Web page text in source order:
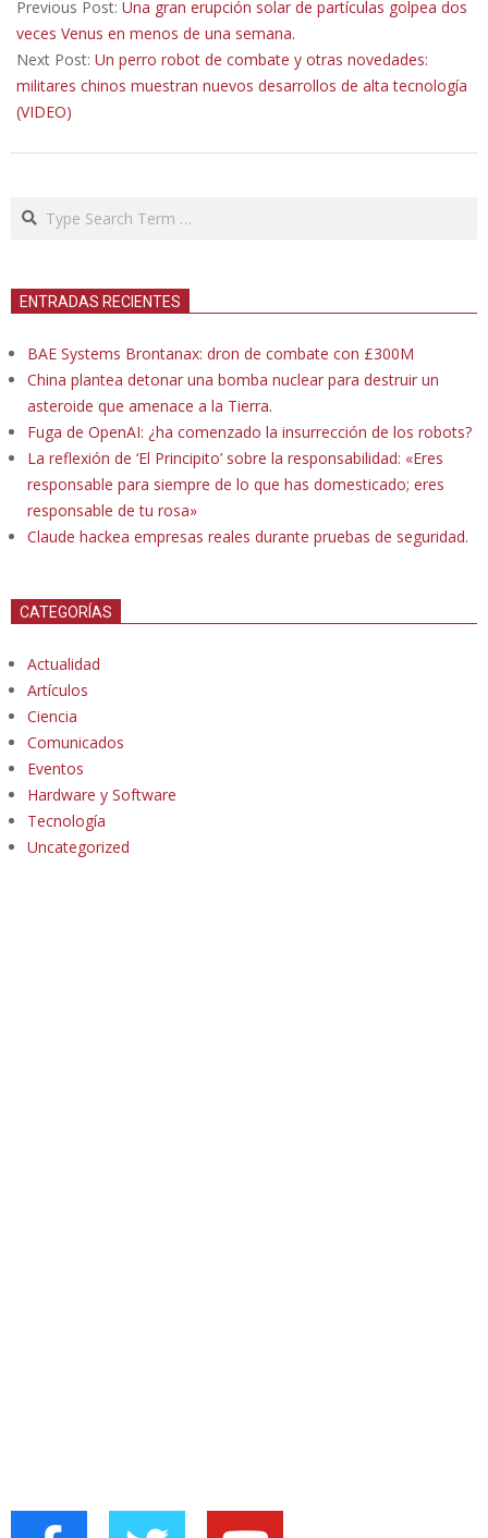
09-
11
Previous Post: Una gran erupción solar de partículas golpea dos
veces Venus en menos de una semana.
Next Post: Un perro robot de combate y otras novedades:
militares chinos muestran nuevos desarrollos de alta tecnología
(VIDEO)
Search
ENTRADAS RECIENTES
BAE Systems Brontanax: dron de combate con £300M
China plantea detonar una bomba nuclear para destruir un
asteroide que amenace a la Tierra.
Fuga de OpenAI: ¿ha comenzado la insurrección de los robots?
La reflexión de ‘El Principito’ sobre la responsabilidad: «Eres
responsable para siempre de lo que has domesticado; eres
responsable de tu rosa»
Claude hackea empresas reales durante pruebas de seguridad.
CATEGORÍAS
Actualidad
Artículos
Ciencia
Comunicados
Eventos
Hardware y Software
Tecnología
Uncategorized